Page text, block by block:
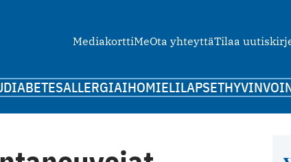
MediakorttiMeOta yhteyttäTilaa
DIABETESALLERGIAIHOMIELILAPSET